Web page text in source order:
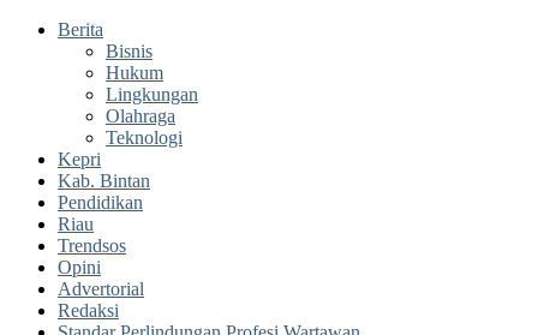
Berita
Bisnis
Hukum
Lingkungan
Olahraga
Teknologi
Kepri
Kab. Bintan
Pendidikan
Riau
Trendsos
Opini
Advertorial
Redaksi